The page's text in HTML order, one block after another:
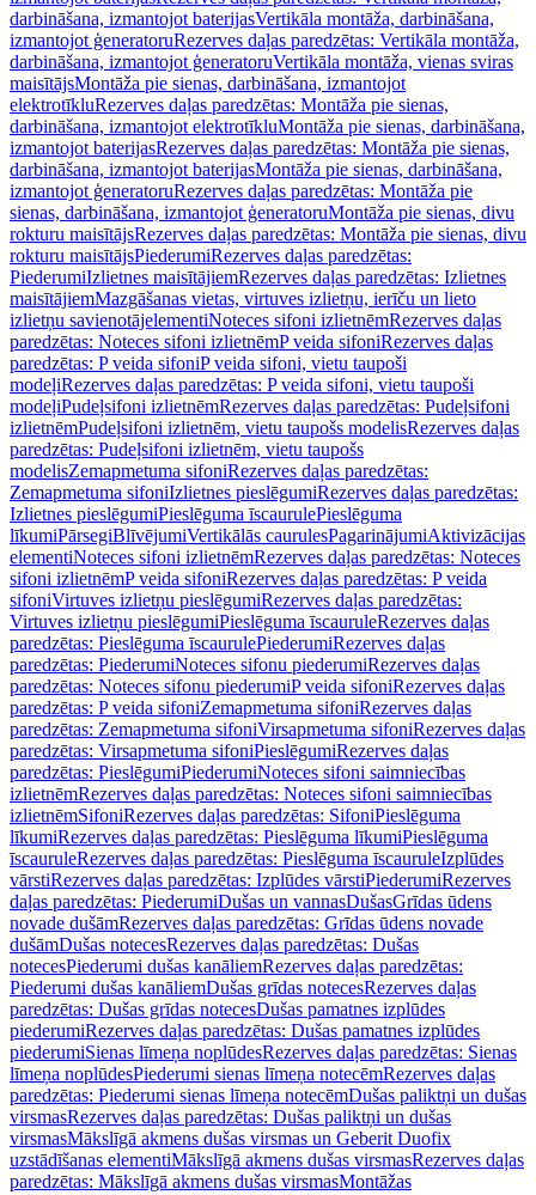
darbināšana, izmantojot baterijasVertikāla montāža, darbināšana,
izmantojot ģeneratoruRezerves daļas paredzētas: Vertikāla montāža,
darbināšana, izmantojot ģeneratoruVertikāla montāža, vienas sviras
maisītājsMontāža pie sienas, darbināšana, izmantojot
elektrotīkluRezerves daļas paredzētas: Montāža pie sienas,
darbināšana, izmantojot elektrotīkluMontāža pie sienas, darbināšana,
izmantojot baterijasRezerves daļas paredzētas: Montāža pie sienas,
darbināšana, izmantojot baterijasMontāža pie sienas, darbināšana,
izmantojot ģeneratoruRezerves daļas paredzētas: Montāža pie
sienas, darbināšana, izmantojot ģeneratoruMontāža pie sienas, divu
rokturu maisītājsRezerves daļas paredzētas: Montāža pie sienas, divu
rokturu maisītājsPiederumiRezerves daļas paredzētas:
PiederumiIzlietnes maisītājiemRezerves daļas paredzētas: Izlietnes
maisītājiemMazgāšanas vietas, virtuves izlietņu, ierīču un lieto
izlietņu savienotājelementiNoteces sifoni izlietnēmRezerves daļas
paredzētas: Noteces sifoni izlietnēmP veida sifoniRezerves daļas
paredzētas: P veida sifoniP veida sifoni, vietu taupoši
modeļiRezerves daļas paredzētas: P veida sifoni, vietu taupoši
modeļiPudeļsifoni izlietnēmRezerves daļas paredzētas: Pudeļsifoni
izlietnēmPudeļsifoni izlietnēm, vietu taupošs modelisRezerves daļas
paredzētas: Pudeļsifoni izlietnēm, vietu taupošs
modelisZemapmetuma sifoniRezerves daļas paredzētas:
Zemapmetuma sifoniIzlietnes pieslēgumiRezerves daļas paredzētas:
Izlietnes pieslēgumiPieslēguma īscaurulePieslēguma
līkumiPārsegiBlīvējumiVertikālās caurulesPagarinājumiAktivizācijas
elementiNoteces sifoni izlietnēmRezerves daļas paredzētas: Noteces
sifoni izlietnēmP veida sifoniRezerves daļas paredzētas: P veida
sifoniVirtuves izlietņu pieslēgumiRezerves daļas paredzētas:
Virtuves izlietņu pieslēgumiPieslēguma īscauruleRezerves daļas
paredzētas: Pieslēguma īscaurulePiederumiRezerves daļas
paredzētas: PiederumiNoteces sifonu piederumiRezerves daļas
paredzētas: Noteces sifonu piederumiP veida sifoniRezerves daļas
paredzētas: P veida sifoniZemapmetuma sifoniRezerves daļas
paredzētas: Zemapmetuma sifoniVirsapmetuma sifoniRezerves daļas
paredzētas: Virsapmetuma sifoniPieslēgumiRezerves daļas
paredzētas: PieslēgumiPiederumiNoteces sifoni saimniecības
izlietnēmRezerves daļas paredzētas: Noteces sifoni saimniecības
izlietnēmSifoniRezerves daļas paredzētas: SifoniPieslēguma
līkumiRezerves daļas paredzētas: Pieslēguma līkumiPieslēguma
īscauruleRezerves daļas paredzētas: Pieslēguma īscauruleIzplūdes
vārstiRezerves daļas paredzētas: Izplūdes vārstiPiederumiRezerves
daļas paredzētas: PiederumiDušas un vannasDušasGrīdas ūdens
novade dušāmRezerves daļas paredzētas: Grīdas ūdens novade
dušāmDušas notecesRezerves daļas paredzētas: Dušas
notecesPiederumi dušas kanāliemRezerves daļas paredzētas:
Piederumi dušas kanāliemDušas grīdas notecesRezerves daļas
paredzētas: Dušas grīdas notecesDušas pamatnes izplūdes
piederumiRezerves daļas paredzētas: Dušas pamatnes izplūdes
piederumiSienas līmeņa noplūdesRezerves daļas paredzētas: Sienas
līmeņa noplūdesPiederumi sienas līmeņa notecēmRezerves daļas
paredzētas: Piederumi sienas līmeņa notecēmDušas paliktņi un dušas
virsmasRezerves daļas paredzētas: Dušas paliktņi un dušas
virsmasMākslīgā akmens dušas virsmas un Geberit Duofix
uzstādīšanas elementiMākslīgā akmens dušas virsmasRezerves daļas
paredzētas: Mākslīgā akmens dušas virsmasMontāžas